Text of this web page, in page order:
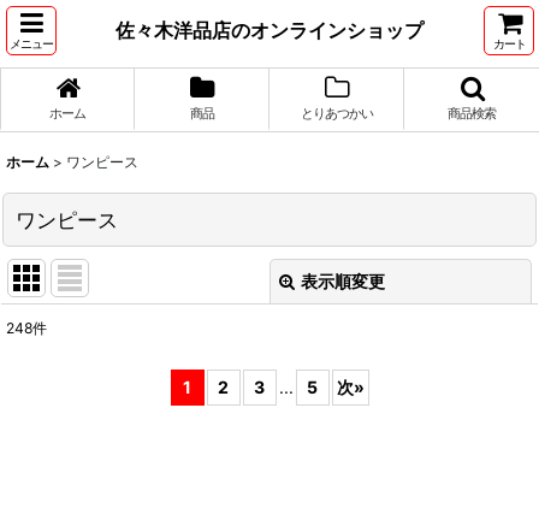
メニュー
佐々木洋品店のオンラインショップ
カート
ホーム 商品 とりあつかい 商品検索
ホーム > ワンピース
ワンピース
表示順変更
248件
1 2 3 ... 5 次»